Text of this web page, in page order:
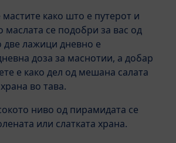
како што е путерот и
маслата се подобри за вас од
две лажици дневно е
доза за маснотии, а добар
е како дел од мешана салата
во тава.
ниво од пирамидата се
или слатката храна.